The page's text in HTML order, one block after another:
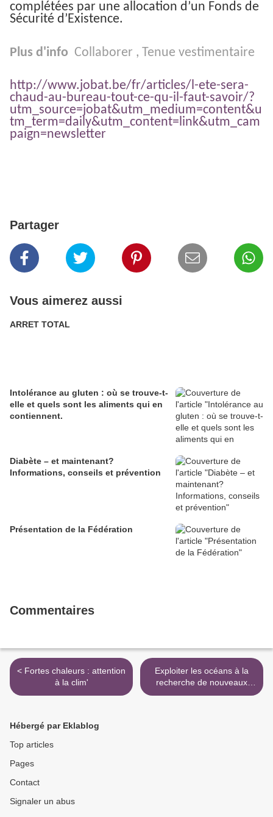
complétées par une allocation d’un Fonds de
Sécurité d’Existence.
Plus d'info Collaborer , Tenue vestimentaire
http://www.jobat.be/fr/articles/l-ete-sera-
chaud-au-bureau-tout-ce-qu-il-faut-savoir/?
utm_source=jobat&utm_medium=content&u
tm_term=daily&utm_content=link&utm_cam
paign=newsletter
Partager
Vous aimerez aussi
ARRET TOTAL
Intolérance au gluten : où se trouve-t-
elle et quels sont les aliments qui en
contiennent.
Diabète – et maintenant?
Informations, conseils et prévention
Présentation de la Fédération
Commentaires
< Fortes chaleurs : attention
à la clim'
Exploiter les océans à la
recherche de nouveaux
médicaments >
Hébergé par Eklablog
Top articles
Pages
Contact
Signaler un abus